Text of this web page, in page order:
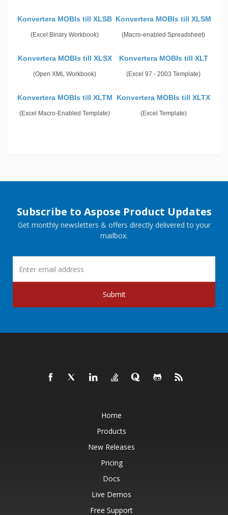
Konvertera MOBIs till XLSB
(Excel Binary Workbook)
Konvertera MOBIs till XLSM
(Macro-enabled Spreadsheet)
Konvertera MOBIs till XLSX
(Open XML Workbook)
Konvertera MOBIs till XLT
(Excel 97 - 2003 Template)
Konvertera MOBIs till XLTM
(Excel Macro-Enabled Template)
Konvertera MOBIs till XLTX
(Excel Template)
Subscribe to Aspose Product Updates
Get monthly newsletters & offers directly delivered to your
mailbox.
Submit
Home
Products
New Releases
Pricing
Docs
Live Demos
Free Support